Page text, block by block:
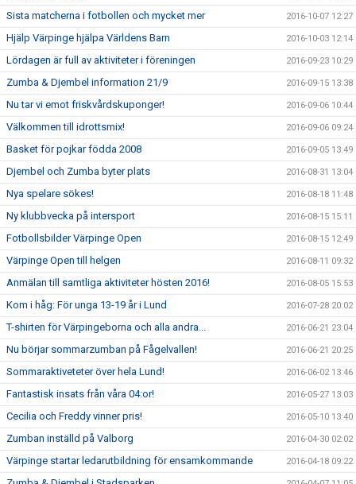
Sista matcherna i fotbollen och mycket mer 2016-10-07 12:27
Hjälp Värpinge hjälpa Världens Barn 2016-10-03 12:14
Lördagen är full av aktiviteter i föreningen 2016-09-23 10:29
Zumba & Djembel information 21/9 2016-09-15 13:38
Nu tar vi emot friskvårdskuponger! 2016-09-06 10:44
Välkommen till idrottsmix! 2016-09-06 09:24
Basket för pojkar födda 2008 2016-09-05 13:49
Djembel och Zumba byter plats 2016-08-31 13:04
Nya spelare sökes! 2016-08-18 11:48
Ny klubbvecka på intersport 2016-08-15 15:11
Fotbollsbilder Värpinge Open 2016-08-15 12:49
Värpinge Open till helgen 2016-08-11 09:32
Anmälan till samtliga aktiviteter hösten 2016! 2016-08-05 15:53
Kom i håg: För unga 13-19 år i Lund 2016-07-28 20:02
T-shirten för Värpingeborna och alla andra... 2016-06-21 23:04
Nu börjar sommarzumban på Fågelvallen! 2016-06-21 20:25
Sommaraktiveteter över hela Lund! 2016-06-02 13:46
Fantastisk insats från våra 04:or! 2016-05-27 13:03
Cecilia och Freddy vinner pris! 2016-05-10 13:40
Zumban inställd på Valborg 2016-04-30 02:02
Värpinge startar ledarutbildning för ensamkommande 2016-04-18 09:22